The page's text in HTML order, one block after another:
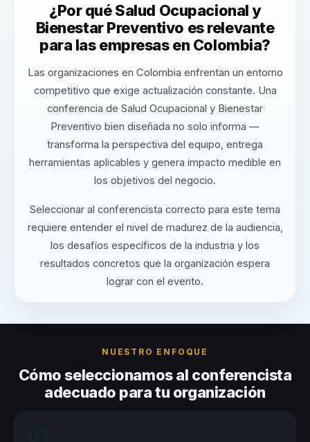
¿Por qué Salud Ocupacional y
Bienestar Preventivo es relevante
para las empresas en Colombia?
Las organizaciones en Colombia enfrentan un entorno
competitivo que exige actualización constante. Una
conferencia de Salud Ocupacional y Bienestar
Preventivo bien diseñada no solo informa —
transforma la perspectiva del equipo, entrega
herramientas aplicables y genera impacto medible en
los objetivos del negocio.
Seleccionar al conferencista correcto para este tema
requiere entender el nivel de madurez de la audiencia,
los desafíos específicos de la industria y los
resultados concretos que la organización espera
lograr con el evento.
NUESTRO ENFOQUE
Cómo seleccionamos al conferencista
adecuado para tu organización